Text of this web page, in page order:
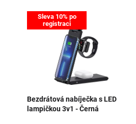
Sleva 10% po
registraci
Bezdrátová nabíječka s LED
lampičkou 3v1 - Černá